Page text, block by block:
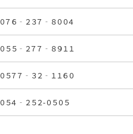
０７６‐２３７‐８００４
０５５‐２７７‐８９１１
０５７７‐３２‐１１６０
０５４‐２５２-０５０５